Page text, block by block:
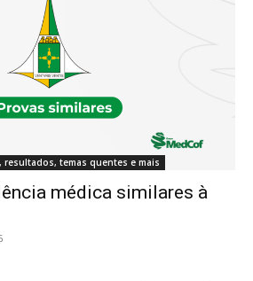
resultados, temas quentes e mais
médica similares à